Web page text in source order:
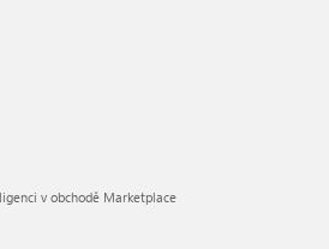
v obchodě Marketplace